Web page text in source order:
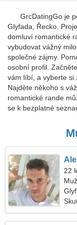
GrcDatingGo je
Glyfada, Řecko.
domluví romantické
vybudovat vážný
společné zájmy.
osobní profil.
vám líbí, a vyberte si
Najděte někoho s
romantické rande
se k bezplatné
22